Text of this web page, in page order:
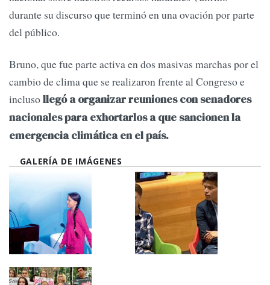
durante su discurso que terminó en una ovación por parte
del público.
Bruno, que fue parte activa en dos masivas marchas por el
cambio de clima que se realizaron frente al Congreso e
inclusollegó a organizar reuniones con senadores
nacionales para exhortarlos a que sancionen la
emergencia climática en el país.
GALERÍA DE IMÁGENES